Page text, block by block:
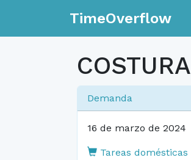
TimeOverflow
COSTURA
Demanda
16 de marzo de 2024
Tareas domésticas